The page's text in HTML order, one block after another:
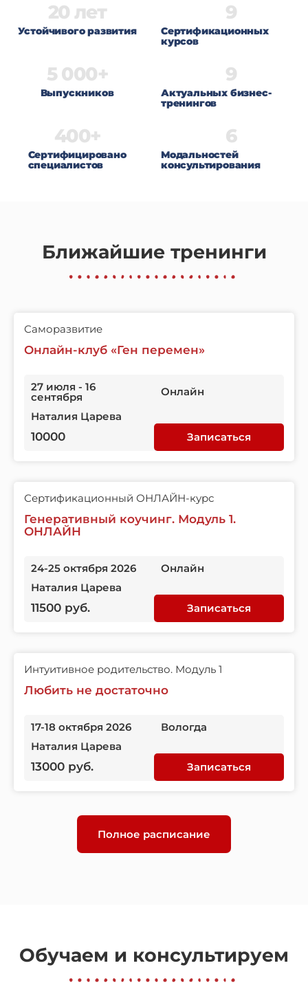
Устойчивого развития
20 лет
Сертификационных
курсов
9
Выпускников
5 000+
Актуальных бизнес-
тренингов
9
Cертифицировано
специалистов
400+
Модальностей
консультирования
6
Ближайшие тренинги
Саморазвитие
Онлайн-клуб «Ген перемен»
27 июля - 16
сентября
Онлайн
Наталия Царева
10000 Записаться
Сертификационный ОНЛАЙН-курс
Генеративный коучинг. Модуль 1.
ОНЛАЙН
24-25 октября 2026
Онлайн
Наталия Царева
11500 руб. Записаться
Интуитивное родительство. Модуль 1
Любить не достаточно
17-18 октября 2026
Вологда
Наталия Царева
13000 руб. Записаться
Полное расписание
Обучаем и консультируем